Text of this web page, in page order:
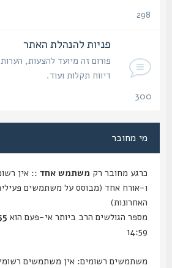
פניות להנהלת האתר
פורום זה מיועד להצעות, הערות,
דיווח תקלות ועוד.
מי מחובר
כרגע מחובר רקמשתמש אחד :: אין רשומים,
האחרונות)
מספר הגולשים הרב ביותר אי-פעם הוא255
14:59
משתמשים רשומים: אין משתמשים רשומים